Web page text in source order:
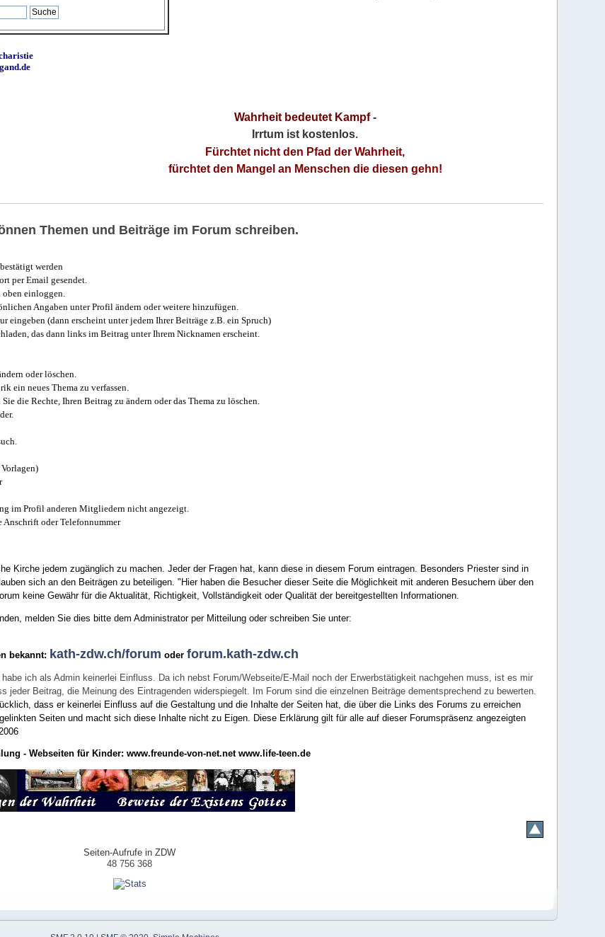
Wahrheit bedeutet Kampf-
Irrtum ist kostenlos.
Fürchtet nicht den Pfad der Wahrheit,
fürchtet den Mangel an Menschen die diesen gehn!
Themen und Beiträge im Forum schreiben.
werden
per Email gesendet.
einloggen.
Angaben unter Profil ändern oder weitere hinzufügen.
eingeben (dann erscheint unter jedem Ihrer Beiträge z.B. ein Spruch)
das dann links im Beitrag unter Ihrem Nicknamen erscheint.
oder löschen.
ein neues Thema zu verfassen.
die Rechte, Ihren Beitrag zu ändern oder das Thema zu löschen.
im Profil anderen Mitgliedern nicht angezeigt.
Anschrift oder Telefonnummer
Kirche jedem zugänglich zu machen. Jeder der Fragen hat, kann diese in diesem Forum eintragen. Besonders Priester sind in
sich an den Beiträgen zu beteiligen. "Hier haben die Besucher dieser Seite die Möglichkeit mit anderen Besuchern über den
keine Gewähr für die Aktualität, Richtigkeit, Vollständigkeit oder Qualität der bereitgestellten Informationen.
melden Sie dies bitte dem Administrator per Mitteilung oder schreiben Sie unter:
bekannt: kath-zdw.ch/forum oderforum.kath-zdw.ch
ich als Admin keinerlei Einfluss. Da ich nebst Forum/Webseite/E-Mail noch der Erwerbstätigkeit nachgehen muss, ist es mir
Beitrag, die Meinung des Eintragenden widerspiegelt. Im Forum sind die einzelnen Beiträge dementsprechend zu bewerten.
dass er keinerlei Einfluss auf die Gestaltung und die Inhalte der Seiten hat, die über die Links des Forums zu erreichen
Seiten und macht sich diese Inhalte nicht zu Eigen.
Diese Erklärung gilt für alle auf dieser Forumspräsenz angezeigten
- Webseiten für Kinder: www.freunde-von-net.net www.life-teen.de
Seiten-Aufrufe in ZDW
48 756 368